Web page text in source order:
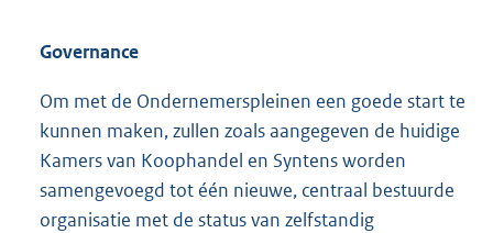
Governance
Om met de Ondernemerspleinen een goede start te
kunnen maken, zullen zoals aangegeven de huidige
Kamers van Koophandel en Syntens worden
samengevoegd tot één nieuwe, centraal bestuurde
organisatie met de status van zelfstandig